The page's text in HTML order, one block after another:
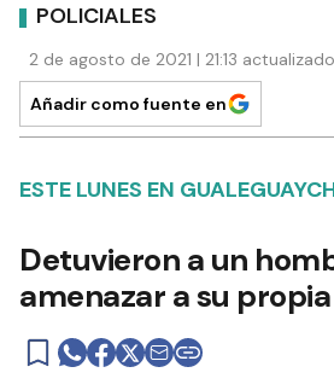
POLICIALES
2 de agosto de 2021 | 21:13
Añadir como fuente en
ESTE LUNES EN
Detuvieron a un
amenazar a su